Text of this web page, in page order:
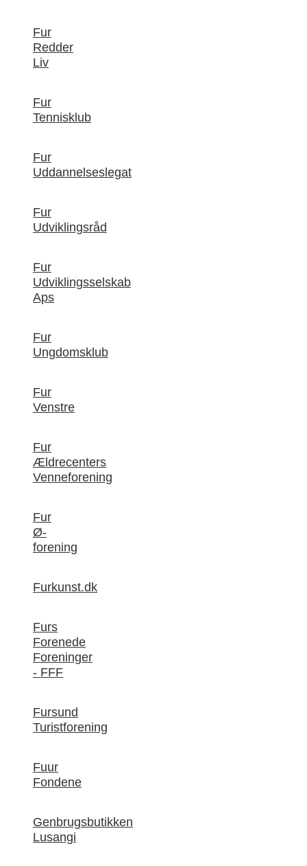
Fur
Redder
Liv
Fur
Tennisklub
Fur
Uddannelseslegat
Fur
Udviklingsråd
Fur
Udviklingsselskab
Aps
Fur
Ungdomsklub
Fur
Venstre
Fur
Ældrecenters
Venneforening
Fur
Ø-
forening
Furkunst.dk
Furs
Forenede
Foreninger
- FFF
Fursund
Turistforening
Fuur
Fondene
Genbrugsbutikken
Lusangi